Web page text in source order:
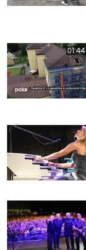
01:44